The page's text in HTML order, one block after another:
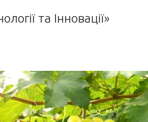
та Інновації»